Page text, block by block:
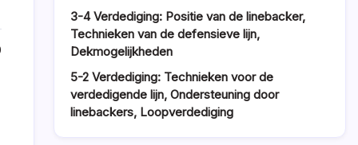
3-4 Verdediging: Positie van de linebacker,
Technieken van de defensieve lijn,
Dekmogelijkheden
5-2 Verdediging: Technieken voor de
verdedigende lijn, Ondersteuning door
linebackers, Loopverdediging